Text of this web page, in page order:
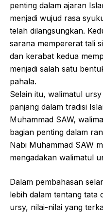
penting dalam ajaran
menjadi wujud rasa
telah dilangsungkan.
sarana mempererat tali
dan kerabat kedua
menjadi salah satu
pahala.
Selain itu, walimatul
panjang dalam tradisi
Muhammad SAW,
bagian penting dalam
Nabi Muhammad SAW
mengadakan walimatul
Dalam pembahasan
lebih dalam tentang tata
ursy, nilai-nilai yang